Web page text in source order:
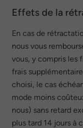
Effets de la
En cas de
nous vous
vous, y compris les
frais
choisi, le cas
mode moins
nous) sans retard
plus tard 14 jours à